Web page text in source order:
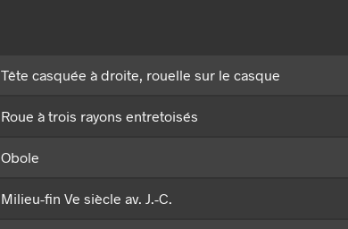
Tête casquée à droite, rouelle sur le casque
Roue à trois rayons entretoisés
Obole
Milieu-fin Ve siècle av. J.-C.